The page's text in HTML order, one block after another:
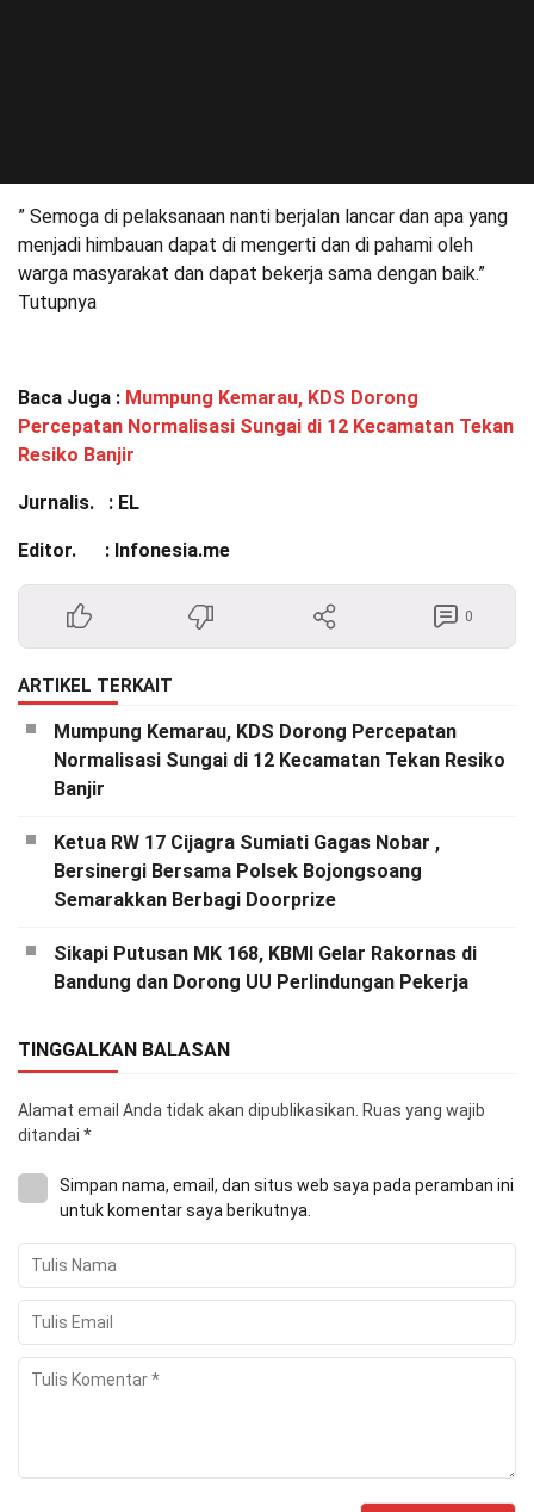
” Semoga di pelaksanaan nanti berjalan lancar dan apa yang
menjadi himbauan dapat di mengerti dan di pahami oleh
warga masyarakat dan dapat bekerja sama dengan baik.”
Tutupnya
Baca Juga : Mumpung Kemarau, KDS Dorong
Percepatan Normalisasi Sungai di 12 Kecamatan Tekan
Resiko Banjir
Jurnalis. : EL
Editor. : Infonesia.me
0
ARTIKEL TERKAIT
Mumpung Kemarau, KDS Dorong Percepatan
Normalisasi Sungai di 12 Kecamatan Tekan Resiko
Banjir
Ketua RW 17 Cijagra Sumiati Gagas Nobar ,
Bersinergi Bersama Polsek Bojongsoang
Semarakkan Berbagi Doorprize
Sikapi Putusan MK 168, KBMI Gelar Rakornas di
Bandung dan Dorong UU Perlindungan Pekerja
TINGGALKAN BALASAN
Alamat email Anda tidak akan dipublikasikan. Ruas yang wajib
ditandai *
Simpan nama, email, dan situs web saya pada peramban ini
untuk komentar saya berikutnya.